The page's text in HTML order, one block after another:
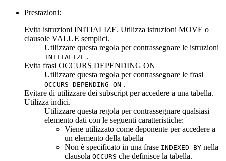
Prestazioni:
Evita istruzioni INITIALIZE. Utilizza istruzioni MOVE o
clausole VALUE semplici.
Utilizzare questa regola per contrassegnare le istruzioni
INITIALIZE .
Evita frasi OCCURS DEPENDING ON
Utilizzare questa regola per contrassegnare le frasi
OCCURS DEPENDING ON .
Evitare di utilizzare dei subscript per accedere a una tabella.
Utilizza indici.
Utilizzare questa regola per contrassegnare qualsiasi
elemento dati con le seguenti caratteristiche:
Viene utilizzato come deponente per accedere a
un elemento della tabella
Non è specificato in una frase INDEXED BY nella
clausola OCCURS che definisce la tabella.